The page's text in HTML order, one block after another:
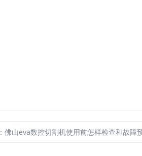
：佛山eva数控切割机使用前怎样检查和故障